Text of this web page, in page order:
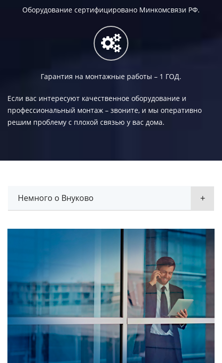
Оборудование сертифицировано Минкомсвязи РФ.
Гарантия на монтажные работы – 1 ГОД.
Если вас интересуют качественное оборудование и
профессиональный монтаж – звоните, и мы оперативно
решим проблему с плохой связью у вас дома.
Немного о Внуково